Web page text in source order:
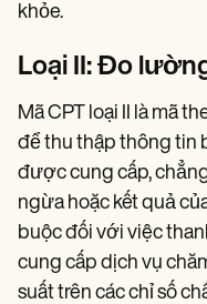
khỏe.
Loại II: Đo
Mã CPT loại II là mã
để thu thập thông tin
được cung cấp,
ngừa hoặc kết quả
buộc đối với việc
cung cấp dịch vụ
suất trên các chỉ số